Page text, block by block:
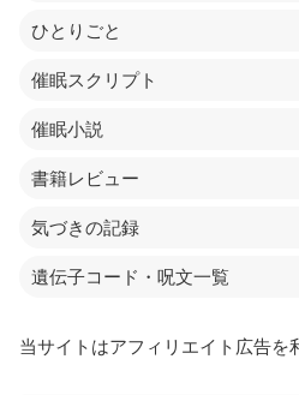
ひとりごと
催眠スクリプト
催眠小説
書籍レビュー
気づきの記録
遺伝子コード・呪文一覧
当サイトはアフィリエイト広告を